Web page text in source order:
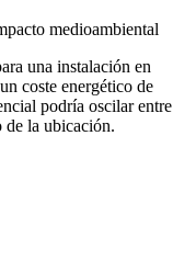
medioambiental
una instalación en
coste energético de
podría oscilar entre
de la ubicación.